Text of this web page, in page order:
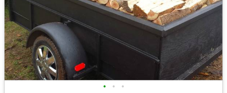
• • •